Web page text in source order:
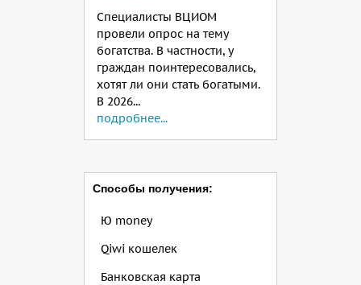
Специалисты ВЦИОМ
провели опрос на тему
богатства. В частности, у
граждан поинтересовались,
хотят ли они стать богатыми.
В 2026...
подробнее...
Способы получения:
Ю money
Qiwi кошелек
Банковская карта